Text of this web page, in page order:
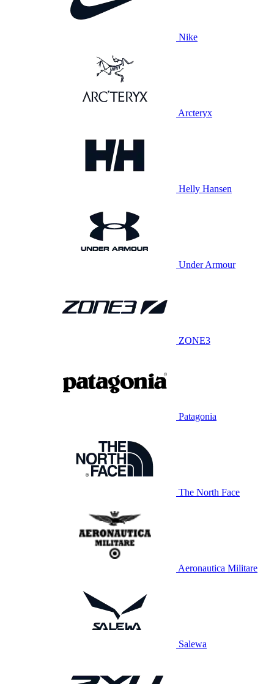
Nike
Arcteryx
Helly Hansen
Under Armour
ZONE3
Patagonia
The North Face
Aeronautica Militare
Salewa